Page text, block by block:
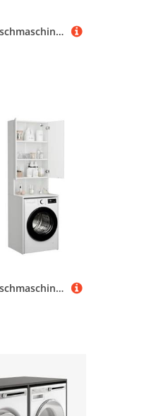
PLATAN ROOM Waschmaschine Trockner Schrank mit Ausziehbrett • Waschmaschinenschrank für Waschmaschine & Wäschetrockner • Überbauschrank 187 x 65 x 66 cm (Lehm Grau)
PLATAN ROOM Waschmaschinenschrank Badezimmer Hochschrank Überbauschrank für Waschmaschine und Wäschetrockner 210 x 65 x 56/25 cm weiß (Weiß Matt, 56 cm tief)